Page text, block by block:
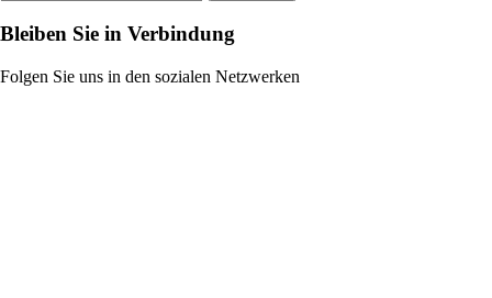
Bleiben Sie in Verbindung
Folgen Sie uns in den sozialen Netzwerken